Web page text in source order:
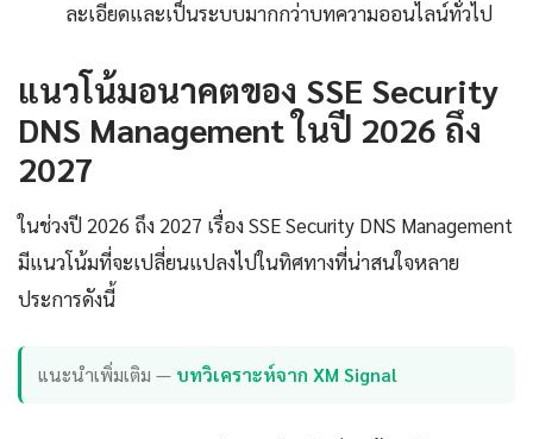
ละเอียดและเป็นระบบมากกว่าบทความออนไลน์ทั่วไป
แนวโน้มอนาคตของ SSE Security
DNS Management ในปี 2026 ถึง
2027
ในช่วงปี 2026 ถึง 2027 เรื่อง SSE Security DNS Management
มีแนวโน้มที่จะเปลี่ยนแปลงไปในทิศทางที่น่าสนใจหลาย
ประการดังนี้
แนะนำเพิ่มเติม — บทวิเคราะห์จาก XM Signal